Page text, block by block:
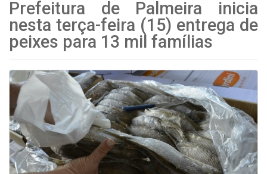
Prefeitura de Palmeira inicia
nesta terça-feira (15) entrega de
peixes para 13 mil famílias